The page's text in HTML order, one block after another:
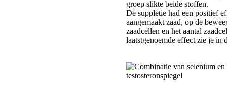
groep slikte beide stoffen.
De suppletie had een positief
aangemaakt zaad, op de
zaadcellen en het aantal
laatstgenoemde effect zie je in